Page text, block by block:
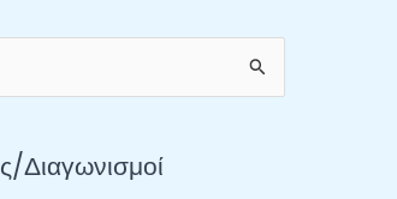
Διαγωνισμοί